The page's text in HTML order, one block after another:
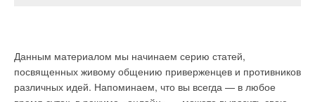
Данным материалом мы начинаем серию статей,
посвященных живому общению приверженцев и противников
различных идей. Напоминаем, что вы всегда — в любое
режиме 2D MagiCAD
автоматически создает
модель в виде 3D
радиатор RS BIMETAL, оригинальный дизайн которого не
имеет аналогов ни на российском, ни на европейском рынке.
Технические характеристики нового радиатора — это еще
оснащенные самым современным технологическим
оборудованием, что позволяет компании производить
большой диапазон чугунных изделий для продажи во многих